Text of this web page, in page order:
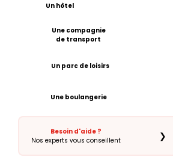
Un hôtel
Une compagnie
de transport
Un parc de loisirs
Une boulangerie
Besoin d'aide ?
Nos experts vous conseillent
❯